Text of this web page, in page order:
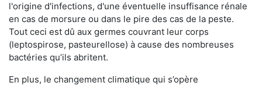
l'origine d'infections, d'une éventuelle insuffisance rénale
en cas de morsure ou dans le pire des cas de la peste.
Tout ceci est dû aux germes couvrant leur corps
(leptospirose, pasteurellose) à cause des nombreuses
bactéries qu’ils abritent.
En plus, le changement climatique qui s’opère